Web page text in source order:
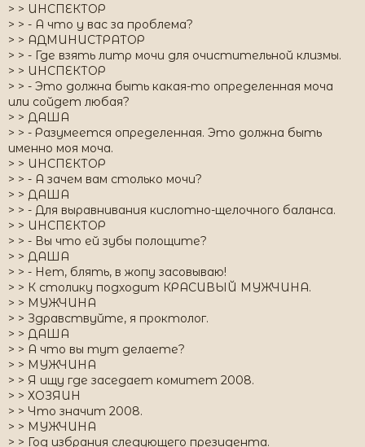
> > ИНСПЕКТОР
> > - А что у вас за проблема?
> > АДМИНИСТРАТОР
> > - Где взять литр мочи для очистительной клизмы.
> > ИНСПЕКТОР
> > - Это должна быть какая-то определенная моча
или сойдет любая?
> > ДАША
> > - Разумеется определенная. Это должна быть
именно моя моча.
> > ИНСПЕКТОР
> > - А зачем вам столько мочи?
> > ДАША
> > - Для выравнивания кислотно-щелочного баланса.
> > ИНСПЕКТОР
> > - Вы что ей зубы полощите?
> > ДАША
> > - Нет, блять, в жопу засовываю!
> > К столику подходит КРАСИВЫЙ МУЖЧИНА.
> > МУЖЧИНА
> > Здравствуйте, я проктолог.
> > ДАША
> > А что вы тут делаете?
> > МУЖЧИНА
> > Я ищу где заседает комитет 2008.
> > ХОЗЯИН
> > Что значит 2008.
> > МУЖЧИНА
> > Год избрания следующего президента.